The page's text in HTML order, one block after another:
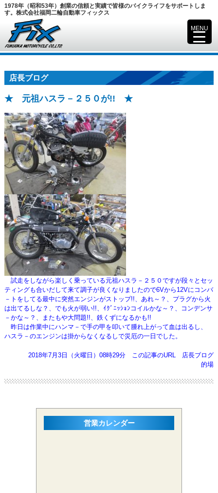
1978年（昭和53年）創業の信頼と実績で皆様のバイクライフをサポートしま
す。株式会社福岡二輪自動車フィックス
店長ブログ
★ 元祖ハスラ－２５０が!! ★
試走をしながら楽しく乗っている元祖ハスラ－２５０ですが段々とセッ
ティングも合いだして来て調子が良くなりましたので6Vから12Vにコンバ
－トをしてる最中に突然エンジンがストップ!!、あれ～？、プラグから火
は出てるしな？、 でも火が弱い!!、ｲｸﾞﾆｯｼｮﾝコイルかな～？、コンデンサ
－かな～？、またもや大問題!!、鉄くずになるかも!!
昨日は作業中にハンマ－で手の甲を叩いて腫れ上がって血は出るし、
ハスラ－のエンジンは掛からなくなるしで災厄の一日でした。
2018年7月3日（火曜日）08時29分 この記事のURL
店長ブログ
的場
営業カレンダー
MENU
▼